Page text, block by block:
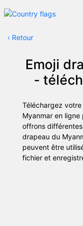
‹ Retour
Emoji
-
Téléchargez
Myanmar en
offrons
drapeau du
peuvent être
fichier et